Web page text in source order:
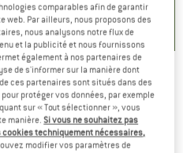
0,0(0)
Jacket - Veste
comparables afin de garantir
Par ailleurs, nous proposons des
nous analysons notre flux de
et la publicité et nous fournissons
également à nos partenaires de
de s'informer sur la manière dont
ces partenaires sont situés dans des
protéger vos données, par exemple
sur « Tout sélectionner », vous
manière.Si vous ne souhaitez pas
cookies techniquement nécessaires,
modifier vos paramètres de